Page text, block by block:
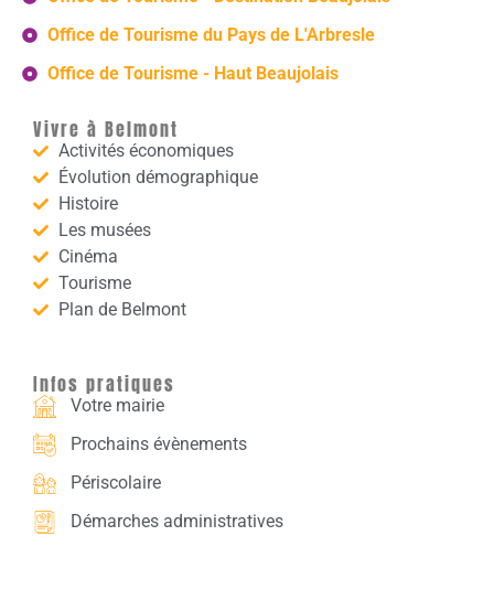
Office de Tourisme du Pays de L'Arbresle
Office de Tourisme - Haut Beaujolais
Vivre à Belmont
Activités économiques
Évolution démographique
Histoire
Les musées
Cinéma
Tourisme
Plan de Belmont
Infos pratiques
Votre mairie
Prochains évènements
Périscolaire
Démarches administratives